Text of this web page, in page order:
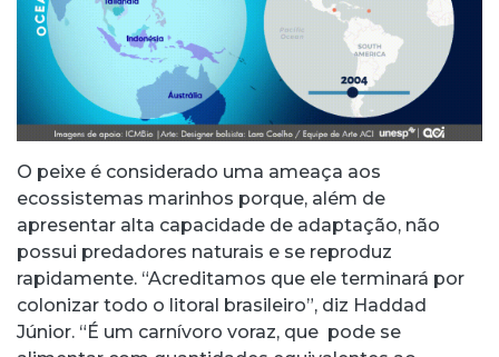
O peixe é considerado uma ameaça aos
ecossistemas marinhos porque, além de
apresentar alta capacidade de adaptação, não
possui predadores naturais e se reproduz
rapidamente. “Acreditamos que ele terminará por
colonizar todo o litoral brasileiro”, diz Haddad
Júnior. “É um carnívoro voraz, que pode se